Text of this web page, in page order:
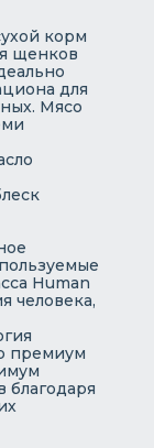
корм
щенков
для
Мясо
Human
человека,
премиум
благодаря